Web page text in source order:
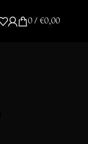
0/ €0,00